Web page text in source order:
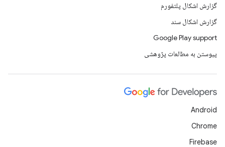
گزارش اشکال پلتفورم
گزارش اشکال سند
Google Play support
پیوستن به مطالعات پژوهشی
Android
Chrome
Firebase